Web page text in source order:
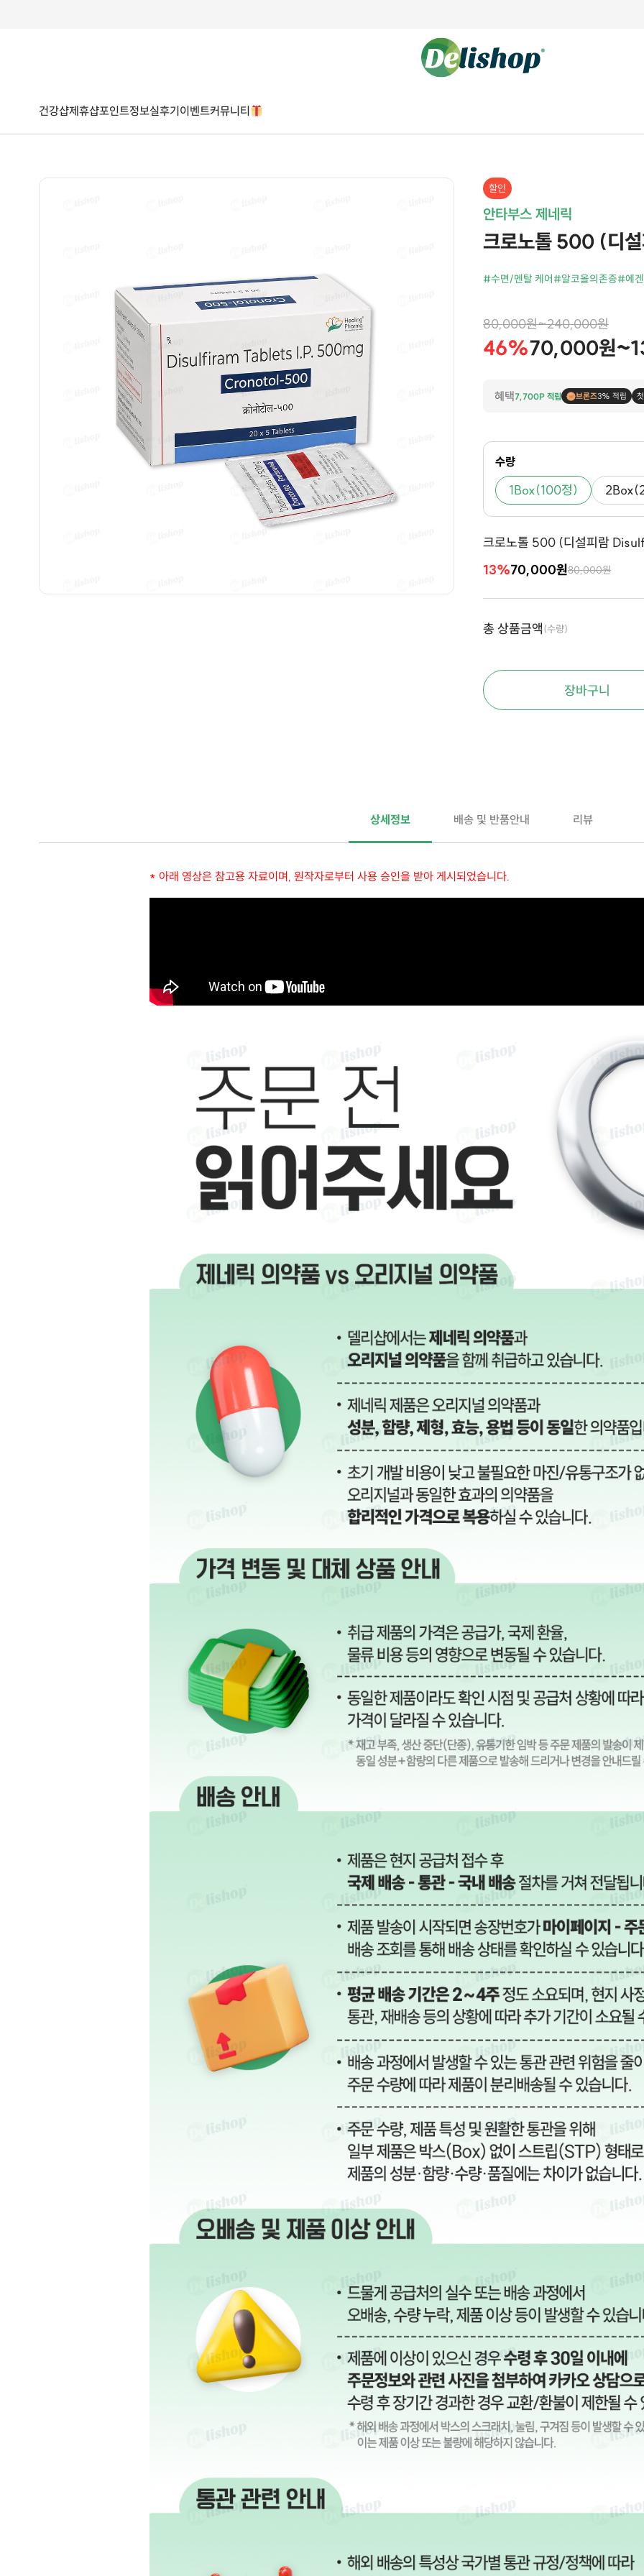
건강샵제휴샵포인트정보실후기이벤트커뮤니티
할인
안타부스 제네릭
크로노톨 500 (디
#수면/멘탈 케어#알코올의존증#에
80,000원~240,000원
46%70,000원
혜택7,700P 적립 브론즈3% 적립
수량
1Box(100정)
크로노톨 500 (디설피람
13%70,000원80,000원
총 상품금액(수량)
장바구니
상세정보 배송 및 반품안내 리뷰
* 아래 영상은 참고용 자료이며, 원작자로부터 사용 승인을 받아 게시되었습니다.